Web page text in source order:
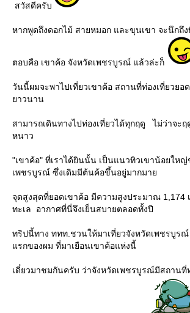
สวัสดีครับ
หากพูดถึงดอกไม้ สายหมอก และขุนเขา จะนึกถึ
ตอบคือ เขาค้อ จังหวัดเพชรบูรณ์ แล้วล่ะก็
วันนี้ผมจะพาไปเที่ยวเขาค้อ สถานที่ท่องเที่ยวยอ
าวนาน
สามารถเดินทางไปท่องเที่ยวได้ทุกฤดู ไม่ว่าจะ
หนาว
"เขาค้อ" ที่เราได้ยินนั้น เป็นแนวทิวเขาน้อยใหญ่
เพชรบูรณ์ ซึ่งเดิมมีต้นค้อขึ้นอยู่มากมา
จุดสูงสุดที่ยอดเขาค้อ มีความสูงประมาณ 1,174
ทะเล อากาศที่นี่จึงเย็นสบายตลอดทั้งปี
ทริปนี้ทาง ททท.ชวนให้มาเที่ยวจังหวัดเพชรบูร
รกของผม ที่มาเยือนเขาค้อแห่งนี้
เดี๋ยวมาชมกันครับ ว่าจังหวัดเพชรบูรณ์มีสถานที่